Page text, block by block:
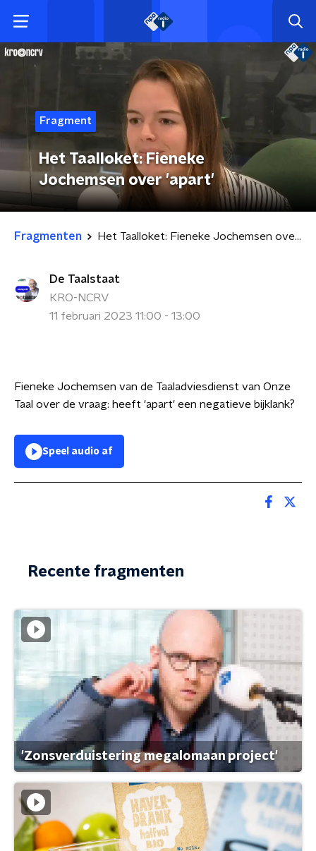
Fragment
Het Taalloket: Fieneke
Jochemsen over 'apart'
Fragmenten Het Taalloket: Fieneke Jochemsen over 'apart'
De Taalstaat
KRO-NCRV
11 februari 2023 11:00 - 13:00
Fieneke Jochemsen van de Taaladviesdienst van Onze
Taal over de vraag: heeft 'apart' een negatieve bijklank?
Speel audio af
Recente fragmenten
'Zonsverduistering megalomaan project'